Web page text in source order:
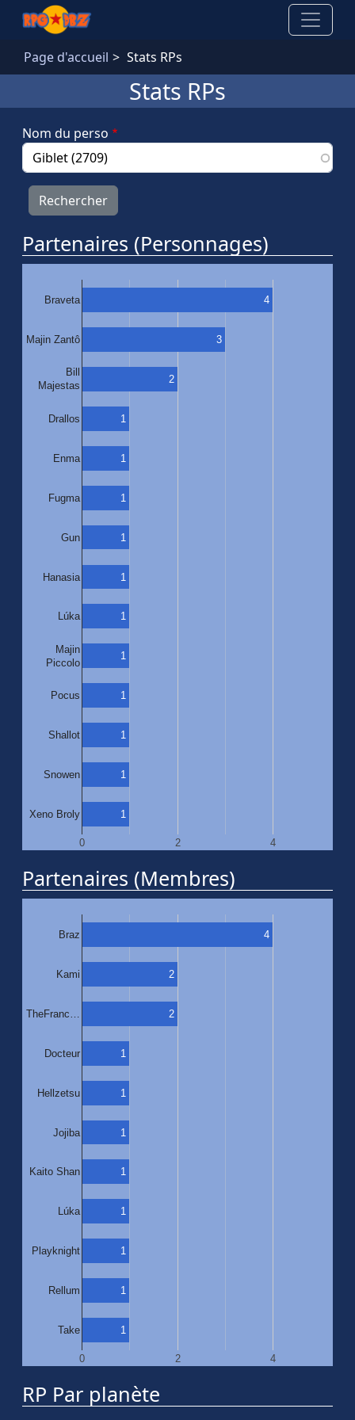
Aller au contenu principal
Page d'accueil Stats RPs
Stats RPs
Nom du perso
Partenaires (Personnages)
0 2 4
Braveta
Majin Zantô
Bill
Majestas
Drallos
Enma
Fugma
Gun
Hanasia
Lúka
Majin
Piccolo
Pocus
Shallot
Snowen
Xeno Broly
4
3
2
1
1
1
1
1
1
1
1
1
1
1
Partenaires (Membres)
0 2 4
Braz
Kami
TheFranc…
Docteur
Hellzetsu
Jojiba
Kaito Shan
Lúka
Playknight
Rellum
Take
4
2
2
1
1
1
1
1
1
1
1
RP Par planète